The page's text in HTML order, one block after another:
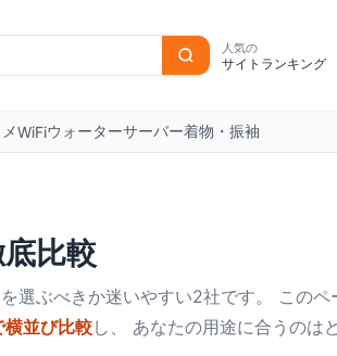
人気の
サイトランキング
WiFiウォーターサーバー着物・振袖
比較
選ぶべきか迷いやすい2社です。 このペ
横並び比較し、 あなたの用途に合うのは